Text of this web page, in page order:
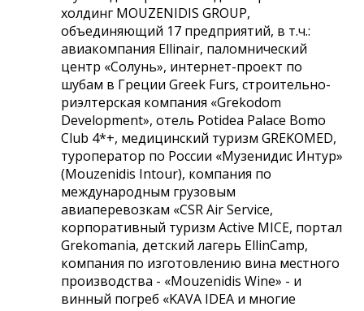
холдинг MOUZENIDIS GROUP,
объединяющий 17 предприятий, в т.ч.:
авиакомпания Ellinair, паломнический
центр «Солунь», интернет-проект по
шубам в Греции Greek Furs, строительно-
риэлтерская компания «Grekodom
Development», отель Potidea Рalace Bomo
Club 4*+, медицинский туризм GREKOMED,
туроператор по России «Музенидис Интур»
(Mouzenidis Intour), компания по
международным грузовым
авиаперевозкам «CSR Air Service,
корпоративный туризм Active MICE, портал
Grekomania, детский лагерь EllinCamp,
компания по изготовлению вина местного
производства - «Mouzenidis Wine» - и
винный погреб «KAVA IDEA и многие